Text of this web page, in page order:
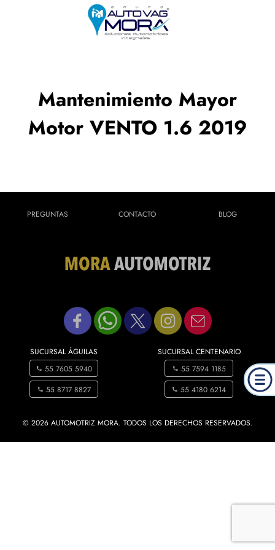
Mantenimiento Mayor
Motor VENTO 1.6 2019
PREGUNTAS CONTACTO BLOG
SUCURSAL ÁGUILAS
SUCURSAL CENTENARIO
55 7605 5940
55 8717 8827
55 7594 1185
55 4180 6214
© 2026 AUTOMOTRIZ MORA. TODOS LOS DERECHOS RESERVADOS.